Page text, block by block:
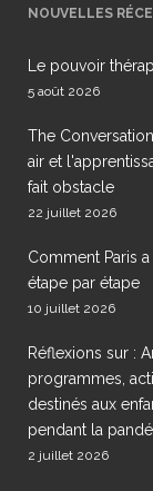
NOUVELLES
Le pouvoir
5 août 2026
The
air et
fait obstacle
22 juillet 2026
Comment Paris
étape par étape
10 juillet 2026
Réflexions sur :
programmes,
destinés aux
pendant la
2 juillet 2026